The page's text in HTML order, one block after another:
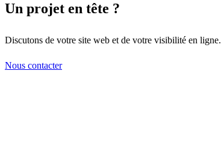
Un projet en tête ?
Discutons de votre site web et de votre visibilité en ligne.
Nous contacter